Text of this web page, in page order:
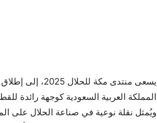
يسعى منتدى مكة
ويُمثل نقلة نوعية في صناعة الحلال على